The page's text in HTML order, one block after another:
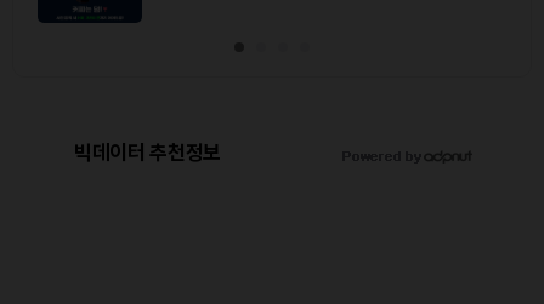
빅데이터 추천정보